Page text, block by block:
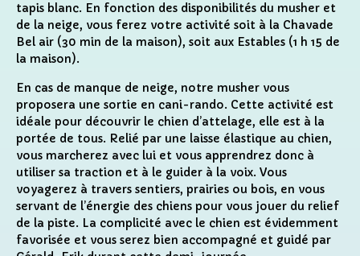
tapis blanc. En fonction des disponibilités du musher et
de la neige, vous ferez votre activité soit à la Chavade
Bel air (30 min de la maison), soit aux Estables (1 h 15 de
la maison).
En cas de manque de neige, notre musher vous
proposera une sortie en cani-rando. Cette activité est
idéale pour découvrir le chien d’attelage, elle est à la
portée de tous. Relié par une laisse élastique au chien,
vous marcherez avec lui et vous apprendrez donc à
utiliser sa traction et à le guider à la voix. Vous
voyagerez à travers sentiers, prairies ou bois, en vous
servant de l’énergie des chiens pour vous jouer du relief
de la piste. La complicité avec le chien est évidemment
favorisée et vous serez bien accompagné et guidé par